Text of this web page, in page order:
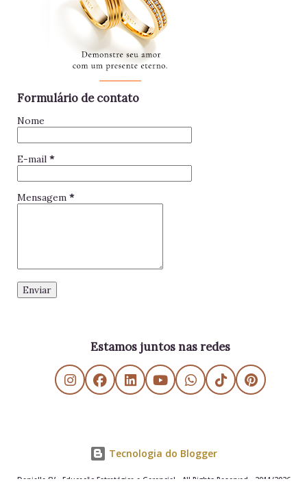
Formulário de contato
Nome
E-mail *
Mensagem *
Estamos juntos nas redes
Tecnologia do Blogger
Danielle SV - Educação Estratégica e Gerencial - All Rights Reserved - 2011/2026